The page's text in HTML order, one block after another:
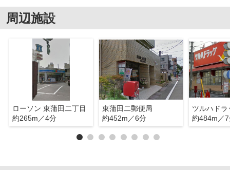
周辺施設
ローソン 東蒲田二丁目
約265m／4分
東蒲田二郵便局
約452m／6分
約484m／